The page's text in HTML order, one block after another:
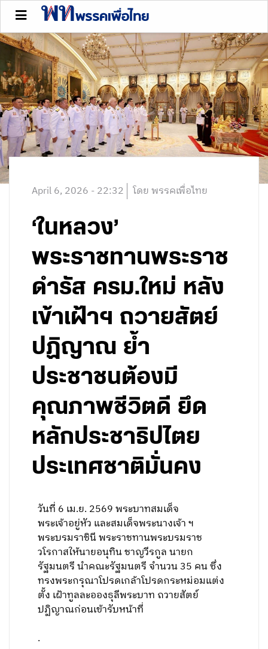
April 6, 2026 - 22:32 โดย พรรคเพื่อไทย
‘ในหลวง’
พระราชทานพระราช
ดำรัส ครม.ใหม่ หลัง
เข้าเฝ้าฯ ถวายสัตย์
ปฏิญาณ ย้ำ
ประชาชนต้องมี
คุณภาพชีวิตดี ยึด
หลักประชาธิปไตย
ประเทศชาติมั่นคง
วันที่ 6 เม.ย. 2569 พระบาทสมเด็จ
พระเจ้าอยู่หัว และสมเด็จพระนางเจ้า ฯ
พระบรมราชินี พระราชทานพระบรมราช
วโรกาสให้นายอนุทิน ชาญวีรกูล นายก
รัฐมนตรี นำคณะรัฐมนตรี จำนวน 35 คน ซึ่ง
ทรงพระกรุณาโปรดเกล้าโปรดกระหม่อมแต่ง
ตั้ง เฝ้าทูลละอองธุลีพระบาท ถวายสัตย์
ปฏิญาณก่อนเข้ารับหน้าที่
.